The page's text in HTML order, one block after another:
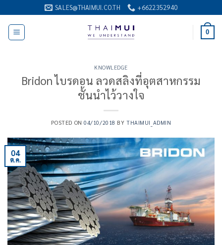
ไป
เนื้อหา
SALES@THAIMUI.CO.TH +6622352940
0
KNOWLEDGE
Bridon ไบรดอน ลวดสลิงที่อุตสาหกรรม
ชั้นนำไว้วางใจ
POSTED ON04/10/2018 BYTHAIMUI_ADMIN
04
ต.ค.